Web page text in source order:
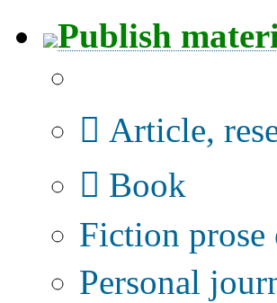
Publish
Article,
Book
Fiction prose
Personal